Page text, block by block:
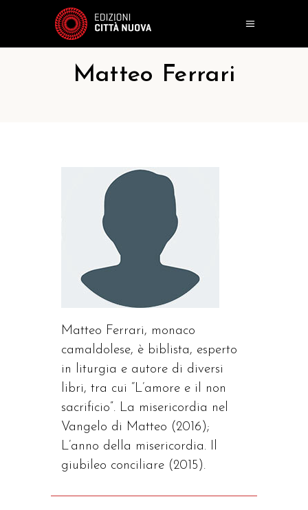
Matteo Ferrari
Matteo Ferrari, monaco
camaldolese, è biblista, esperto
in liturgia e autore di diversi
libri, tra cui “L’amore e il non
sacrificio”. La misericordia nel
Vangelo di Matteo (2016);
L’anno della misericordia. Il
giubileo conciliare (2015).